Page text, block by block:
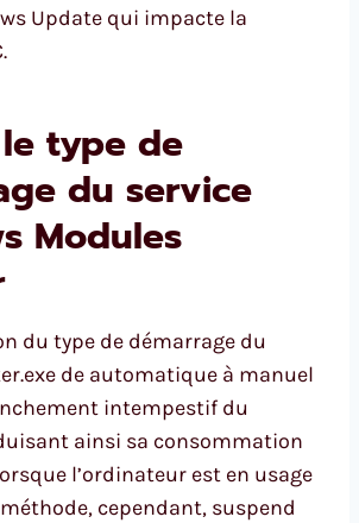
Update qui impacte la
type de
du service
Modules
du type de démarrage du
de automatique à manuel
intempestif du
ainsi sa consommation
l’ordinateur est en usage
cependant, suspend